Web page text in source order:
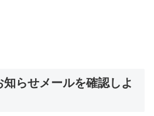
らせメールを確認しよ